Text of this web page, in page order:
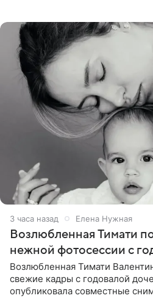
3 часа назад Елена Нужная
Возлюбленная Тимати
нежной фотосессии с
Возлюбленная Тимати
свежие кадры с годовалой
опубликовала совместные